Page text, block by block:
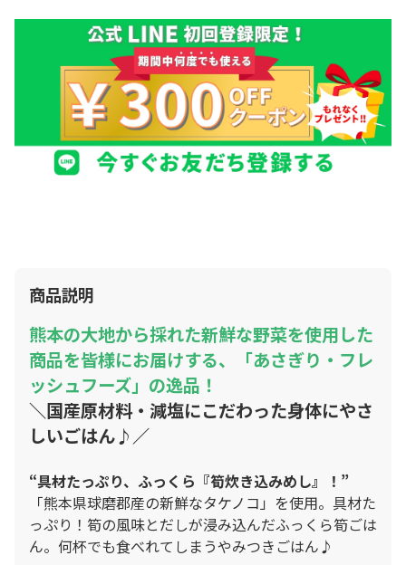
商品説明
熊本の大地から採れた新鮮な野菜を使用した
商品を皆様にお届けする、「あさぎり・フレ
ッシュフーズ」の逸品！
＼国産原材料・減塩にこだわった身体にやさ
しいごはん♪／
“具材たっぷり、ふっくら『筍炊き込みめし』！”
「熊本県球磨郡産の新鮮なタケノコ」を使用。具材た
っぷり！筍の風味とだしが浸み込んだふっくら筍ごは
ん。何杯でも食べれてしまうやみつきごはん♪